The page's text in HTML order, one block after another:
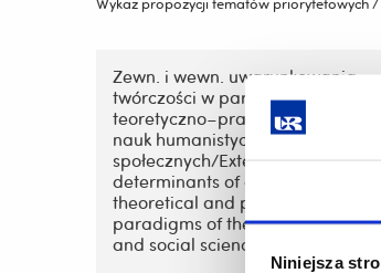
Niniejsza
nawigację
przejdź
do
treści
Zewn. i wewn. uwarunkowania
twórczości w paradygmatach
teoretyczno–praktycznym sztuki,
nauk humanistycznych i
społecznych/External and internal
determinants of creativity in the
theoretical and practical
paradigms of the arts,
and social scienc